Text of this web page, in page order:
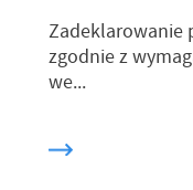
Zadeklarowanie
zgodnie z
we...